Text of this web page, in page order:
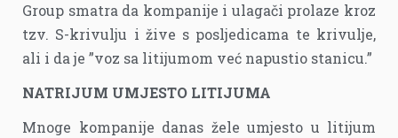
Group smatra da kompanije i ulagači prolaze kroz
tzv. S-krivulju i žive s posljedicama te krivulje,
ali i da je ”voz sa litijumom već napustio stanicu.”
NATRIJUM UMJESTO LITIJUMA
Mnoge kompanije danas žele umjesto u litijum